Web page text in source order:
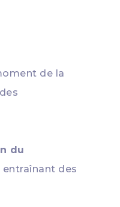
de la
du
entraînant des